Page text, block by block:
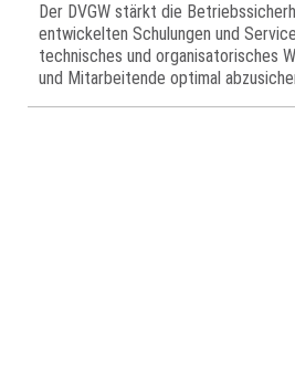
Der DVGW stärkt die
entwickelten Schulungen und
technisches und organisatorisches
und Mitarbeitende optimal